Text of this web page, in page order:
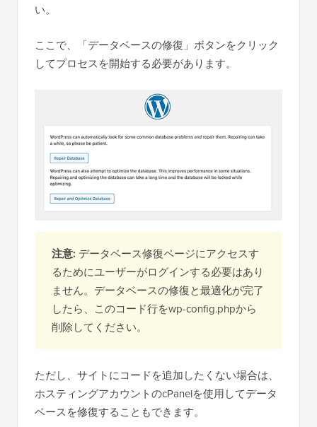
い。
ここで、「データベースの修復」ボタンをクリック
してプロセスを開始する必要があります。
注意: データベース修復ページにアクセスす
るためにユーザーがログインする必要はあり
ません。データベースの修復と最適化が完了
したら、このコード行をwp-config.phpから
削除してください。
ただし、サイトにコードを追加したくない場合は、
ホスティングアカウントのcPanelを使用してデータ
ベースを修復することもできます。